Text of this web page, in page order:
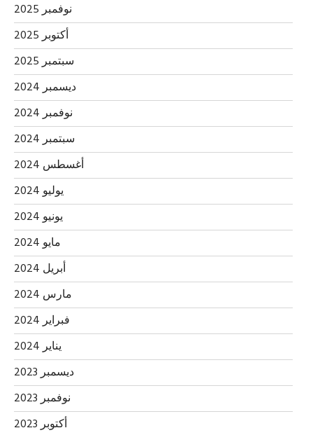
نوفمبر 2025
أكتوبر 2025
سبتمبر 2025
ديسمبر 2024
نوفمبر 2024
سبتمبر 2024
أغسطس 2024
يوليو 2024
يونيو 2024
مايو 2024
أبريل 2024
مارس 2024
فبراير 2024
يناير 2024
ديسمبر 2023
نوفمبر 2023
أكتوبر 2023